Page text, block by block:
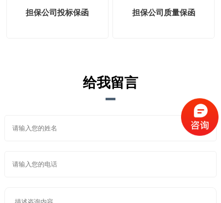
担保公司投标保函 担保公司质量保函
给我留言